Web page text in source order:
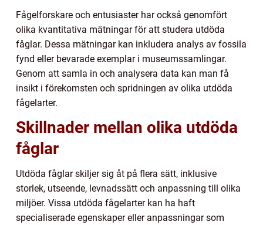
Fågelforskare och entusiaster har också genomfört
olika kvantitativa mätningar för att studera utdöda
fåglar. Dessa mätningar kan inkludera analys av fossila
fynd eller bevarade exemplar i museumssamlingar.
Genom att samla in och analysera data kan man få
insikt i förekomsten och spridningen av olika utdöda
fågelarter.
Skillnader mellan olika utdöda
fåglar
Utdöda fåglar skiljer sig åt på flera sätt, inklusive
storlek, utseende, levnadssätt och anpassning till olika
miljöer. Vissa utdöda fågelarter kan ha haft
specialiserade egenskaper eller anpassningar som